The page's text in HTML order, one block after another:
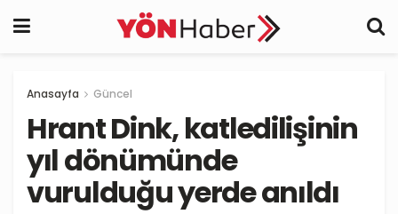
Anasayfa Güncel
Hrant Dink, katledilişinin
yıl dönümünde
vurulduğu yerde anıldı